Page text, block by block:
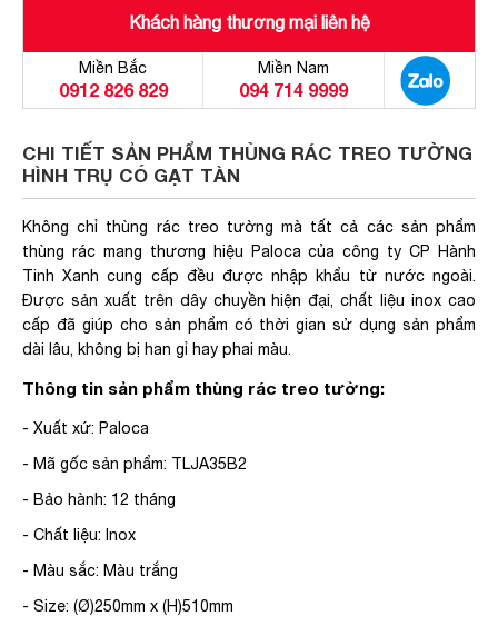
Khách hàng thương mại liên hệ
Miền Bắc
0912 826 829
Miền Nam
094 714 9999
CHI TIẾT SẢN PHẨM THÙNG RÁC TREO TƯỜNG
HÌNH TRỤ CÓ GẠT TÀN
Không chỉ thùng rác treo tường mà tất cả các sản phẩm
thùng rác mang thương hiệu Paloca của công ty CP Hành
Tinh Xanh cung cấp đều được nhập khẩu từ nước ngoài.
Được sản xuất trên dây chuyền hiện đại, chất liệu inox cao
cấp đã giúp cho sản phẩm có thời gian sử dụng sản phẩm
dài lâu, không bị han gỉ hay phai màu.
Thông tin sản phẩm thùng rác treo tường:
- Xuất xứ: Paloca
- Mã gốc sản phẩm: TLJA35B2
- Bảo hành: 12 tháng
- Chất liệu: Inox
- Màu sắc: Màu trắng
- Size: (Ø)250mm x (H)510mm